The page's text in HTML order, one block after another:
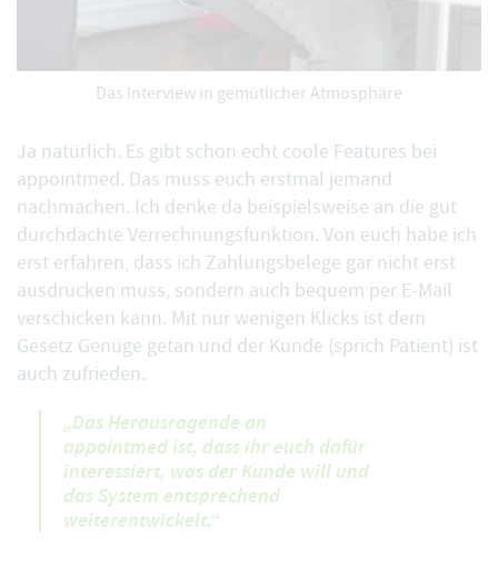
Das Interview in gemütlicher Atmosphäre
Ja natürlich. Es gibt schon echt coole Features bei
appointmed. Das muss euch erstmal jemand
nachmachen. Ich denke da beispielsweise an die gut
durchdachte Verrechnungsfunktion. Von euch habe ich
erst erfahren, dass ich Zahlungsbelege gar nicht erst
ausdrucken muss, sondern auch bequem per E-Mail
verschicken kann. Mit nur wenigen Klicks ist dem
Gesetz Genüge getan und der Kunde (sprich Patient) ist
auch zufrieden.
„Das Herausragende an
appointmed ist, dass ihr euch dafür
interessiert, was der Kunde will und
das System entsprechend
weiterentwickelt.“